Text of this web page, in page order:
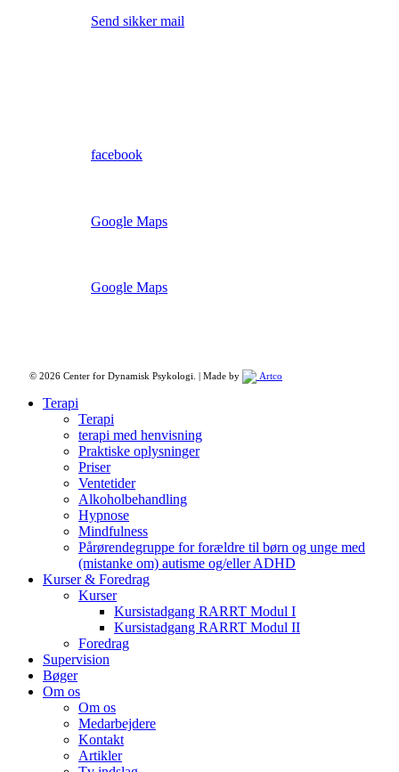
Send sikker mail
facebook
Google Maps
Google Maps
© 2026 Center for Dynamisk Psykologi. | Made by Artco
Close
Terapi
Terapi
terapi med henvisning
Praktiske oplysninger
Priser
Ventetider
Alkoholbehandling
Hypnose
Mindfulness
Pårørendegruppe for forældre til børn og unge med
(mistanke om) autisme og/eller ADHD
Kurser & Foredrag
Kurser
Kursistadgang RARRT Modul I
Kursistadgang RARRT Modul II
Foredrag
Supervision
Bøger
Om os
Om os
Medarbejdere
Kontakt
Artikler